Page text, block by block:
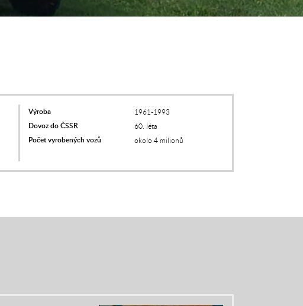
Výroba 1961-1993
Dovoz do ČSSR 60. léta
Počet vyrobených vozů okolo 4 milionů